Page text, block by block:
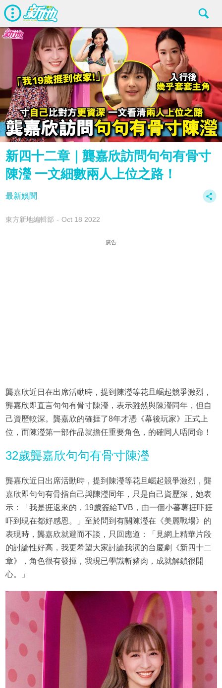
新四十二章｜龔嘉欣訪問句句有骨寸
陳瀅 一文細數兩人上位之路！
最新娛聞
東方新地編輯部 Oct 18 2022
廣告
​​龔嘉欣近日在出席活動時，提到陳瀅等花旦崛起競爭激烈，
龔嘉欣即直言句句有骨寸陳瀅，表示雖然與陳瀅同年，但自
己資歷較深。龔嘉欣的確捱了8年才憑《幕後玩家》正式上
位，而陳瀅第一部作品就擔任重要角色，的確同人唔同命！
32歲龔嘉欣句句有骨寸陳瀅
龔嘉欣近日出席活動時，提到陳瀅等花旦崛起競爭激烈，龔
嘉欣即句句有骨指自己與陳瀅同年，只是自己資歷深，她表
示：「我是捱返來的，19歲簽給TVB，由一個小蕃薯捱吓捱
吓到現在都好感恩。」至於問到有關陳瀅在《美麗戰場》的
表現時，龔嘉欣就避而不談，只回應道：「見網上精華片段
的討論性好高，我更希望大家討論我演的台慶劇《新四十二
章》，角色很有發揮，我現已學識斬豬肉，成就解鎖很開
心。」